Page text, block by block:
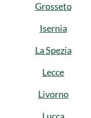
Grosseto
Isernia
La Spezia
Lecce
Livorno